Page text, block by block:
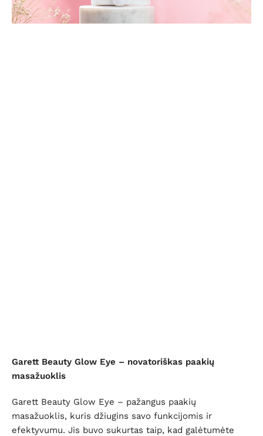
Garett Beauty Glow Eye – novatoriškas paakių
masažuoklis
Garett Beauty Glow Eye – pažangus paakių
masažuoklis, kuris džiugins savo funkcijomis ir
efektyvumu. Jis buvo sukurtas taip, kad galėtumėte